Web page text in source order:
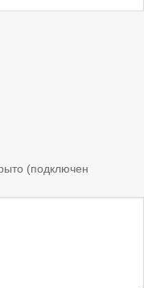
(подключен